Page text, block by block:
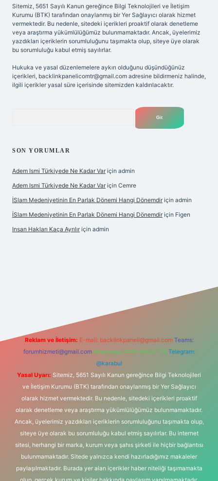
Sitemiz, 5651 Sayılı Kanun gereğince Bilgi Teknolojileri ve İletişim
Kurumu (BTK) tarafından onaylanmış bir Yer Sağlayıcı olarak hizmet
vermektedir. Bu nedenle, sitedeki içerikleri proaktif olarak denetleme
veya araştırma yükümlülüğümüz bulunmamaktadır. Ancak, üyelerimiz
yazdıkları içeriklerin sorumluluğunu taşımakta olup, siteye üye olarak
bu sorumluluğu kabul etmiş sayılırlar.
Hukuka ve yasal düzenlemelere aykırı olduğunu düşündüğünüz
içerikleri, backlinkpanelicomtr@gmail.com adresine bildirmeniz halinde,
ilgili içerikler yasal süre içerisinde sitemizden kaldırılacaktır.
SON YORUMLAR
Adem Ismi Türkiyede Ne Kadar Var için admin
Adem Ismi Türkiyede Ne Kadar Var için Cemre
İSlam Medeniyetinin En Parlak Dönemi Hangi Dönemdir için admin
İSlam Medeniyetinin En Parlak Dönemi Hangi Dönemdir için Figen
Insan Hakları Kaça Ayrılır için admin
Reklam ve İletişim: E-mail: backlinkpaneli@gmail.com Teams:
forumhizmeti@gmail.com Whatsapp: 0262 606 0 726 Telegram:
@karabul
Yasal Uyarı: Sitemiz, 5651 Sayılı Kanun gereğince Bilgi Teknolojileri
ve İletişim Kurumu (BTK) tarafından onaylanmış bir Yer Sağlayıcı
olarak hizmet vermektedir. Bu nedenle, sitedeki içerikleri proaktif
olarak denetleme veya araştırma yükümlülüğümüz bulunmamaktadır.
Ancak, üyelerimiz yazdıkları içeriklerin sorumluluğunu taşımakta olup,
siteye üye olarak bu sorumluluğu kabul etmiş sayılırlar. Bu internet
sitesi, herhangi bir marka, kurum veya şahıs şirketi ile hiçbir bağlantısı
bulunmamaktadır. Sitede yalnızca kendi hazırladığımız makaleler
paylaşılmaktadır. Burada yer alan içerikler haber niteliği taşımamakta